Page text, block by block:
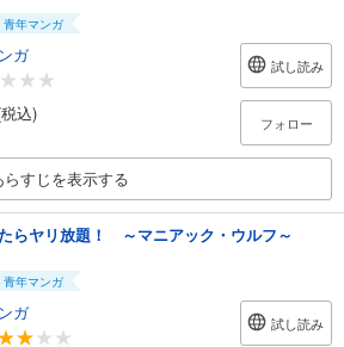
青年マンガ
ガ
込)
試し読み
フォロー
らすじを表示する
らヤリ放題！ ～マニアック・ウルフ～
青年マンガ
ガ
試し読み